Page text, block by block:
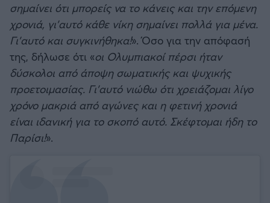
σημαίνει ότι μπορείς να το κάνεις και την επόμενη
χρονιά, γι’αυτό κάθε νίκη σημαίνει πολλά για μένα.
Γι’αυτό και συγκινήθηκα!». Όσο για την απόφασή
της, δήλωσε ότι «οι Ολυμπιακοί πέρσι ήταν
δύσκολοι από άποψη σωματικής και ψυχικής
προετοιμασίας. Γι’αυτό νιώθω ότι χρειάζομαι λίγο
χρόνο μακριά από αγώνες και η φετινή χρονιά
είναι ιδανική για το σκοπό αυτό. Σκέφτομαι ήδη το
Παρίσι!».